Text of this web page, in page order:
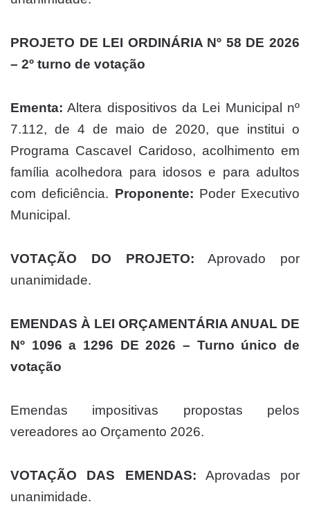
PROJETO DE LEI ORDINÁRIA Nº 58 DE 2026
– 2º turno de votação
Ementa: Altera dispositivos da Lei Municipal nº
7.112, de 4 de maio de 2020, que institui o
Programa Cascavel Caridoso, acolhimento em
família acolhedora para idosos e para adultos
com deficiência. Proponente: Poder Executivo
Municipal.
VOTAÇÃO DO PROJETO: Aprovado por
unanimidade.
EMENDAS À LEI ORÇAMENTÁRIA ANUAL DE
Nº 1096 a 1296 DE 2026 – Turno único de
votação
Emendas impositivas propostas pelos
vereadores ao Orçamento 2026.
VOTAÇÃO DAS EMENDAS: Aprovadas por
unanimidade.